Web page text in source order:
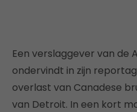
Een verslaggever van de
ondervindt in zijn
overlast van Canadese
van Detroit. In een kort